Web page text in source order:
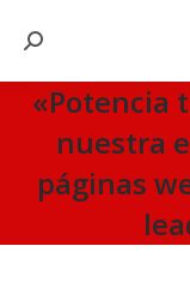
Search:
«Potencia
nuestra
páginas